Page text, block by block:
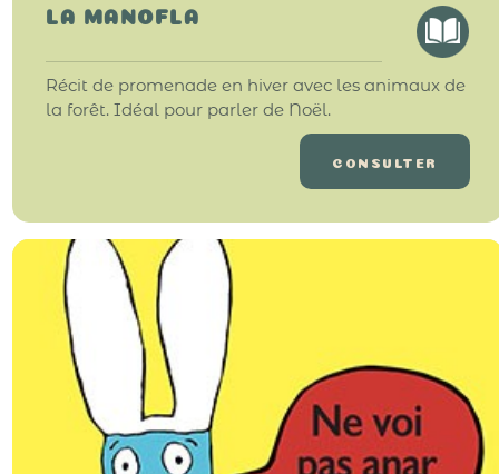
LA MANOFLA
Récit de promenade en hiver avec les animaux de
la forêt. Idéal pour parler de Noël.
CONSULTER